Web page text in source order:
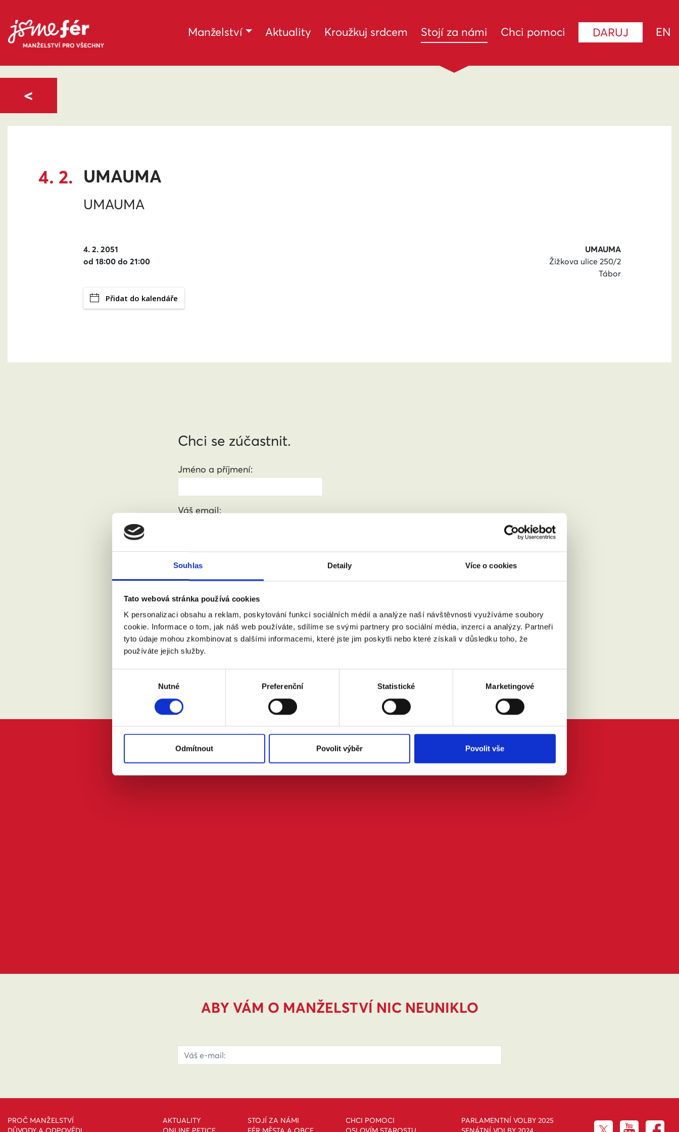
Souhlas Detaily Více o cookies
Tato webová stránka používá cookies
K personalizaci obsahu a reklam, poskytování funkcí sociálních médií a analýze naší návštěvnosti využíváme soubory
cookie. Informace o tom, jak náš web používáte, sdílíme se svými partnery pro sociální média, inzerci a analýzy. Partneři
tyto údaje mohou zkombinovat s dalšími informacemi, které jste jim poskytli nebo které získali v důsledku toho, že
používáte jejich služby.
Nutné Preferenční Statistické Marketingové
Odmítnout Povolit výběr Povolit vše
Manželství Aktuality Kroužkuj srdcem Stojí za námi (current)
Chci pomoci DARUJ EN
4. 2. UMAUMA
UMAUMA
4. 2. 2051
od 18:00 do 21:00
UMAUMA
Žižkova ulice 250/2
Tábor
Přidat do kalendáře
<
Chci se zúčastnit.
Jméno a příjmení:
Váš email:
Kde žijete?(město, PSČ):
Přijdu s doprovodem.
Souhlasím se zpracováním osobních údajů podle zákona č. 101/2000 Sb.Přečíst
ABY VÁM O MANŽELSTVÍ NIC NEUNIKLO
PROČ MANŽELSTVÍ
AKTUALITY
STOJÍ ZA NÁMI
CHCI POMOCI
PARLAMENTNÍ VOLBY 2025